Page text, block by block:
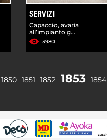
SERVIZI
Capaccio, avaria
all’impianto g...
3980
1850 1851 1852 1853 1854